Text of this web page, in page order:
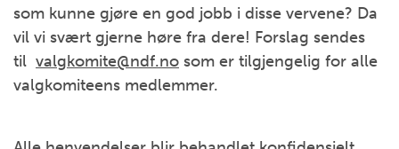
som kunne gjøre en god jobb i disse vervene? Da
vil vi svært gjerne høre fra dere! Forslag sendes
til valgkomite@ndf.no som er tilgjengelig for alle
valgkomiteens medlemmer.